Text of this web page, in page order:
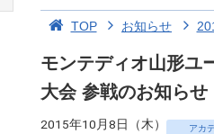
TOP お知らせ
モンテディオ山形ユ
大会 参戦のお知らせ
2015年10月8日（木） アカ